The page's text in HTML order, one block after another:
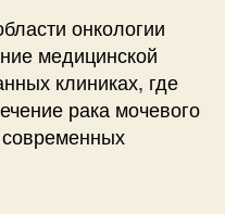
онкологии
медицинской
клиниках, где
рака мочевого